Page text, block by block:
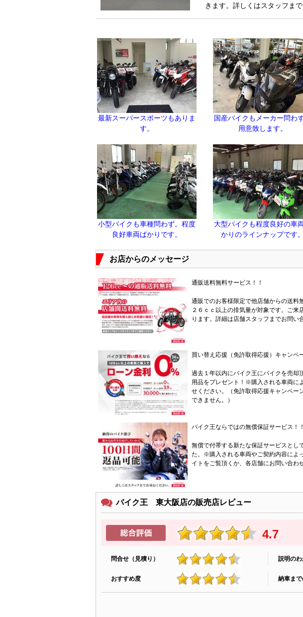
きます。詳しくはスタッフまで
最新スーパースポーツもありま
す。
国産バイクもメーカー問わ
用意致します。
小型バイクも車種問わず。程度
良好車両ばかりです。
大型バイクも程度良好の車
かりのラインナップです。
お店からのメッセージ
通販送料無料サービス！！
通販でのお客様限定で他店舗からの送
２６ｃｃ以上の排気量が対象です。ご
ります。詳細は店舗スタッフまでお問い
買い替え応援（免許取得応援）キャンペ
過去１年以内にバイク王にバイクを売却
用品をプレゼント！※購入される車両に
せください。（免許取得応援キャンペー
できません。）
バイク王ならではの無償保証サービス！！
無償で付帯する新たな保証サービスとし
た。※購入される車両やご契約内容によ
イトをご覧頂くか、各店舗にお問い合わ
バイク王 東大阪店の販売店レビュー
4.7
問合せ（見積り）
4.9
説明の
おすすめ度
4.7
納車ま